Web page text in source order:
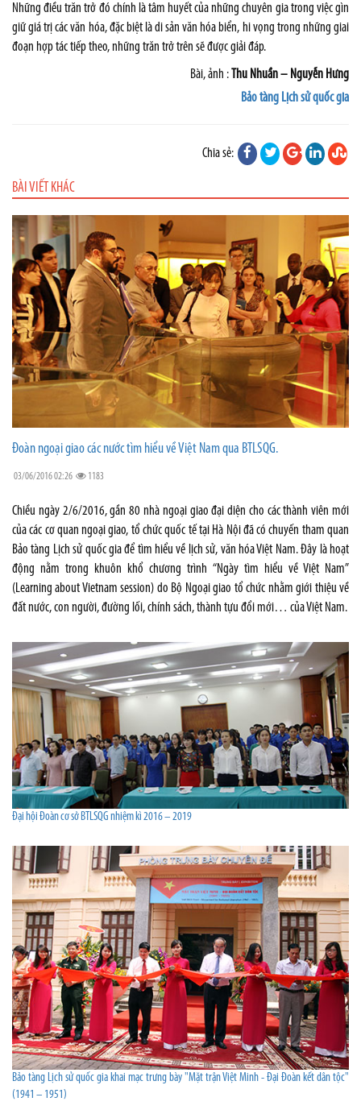
Những điều trăn trở đó chính là tâm huyết của những chuyên gia trong việc gìn
giữ giá trị các văn hóa, đặc biệt là di sản văn hóa biển, hi vọng trong những giai
đoạn hợp tác tiếp theo, những trăn trở trên sẽ được giải đáp.
Bài, ảnh :Thu Nhuần – Nguyễn Hưng
Bảo tàng Lịch sử quốc gia
Chia sẻ:
BÀI VIẾT KHÁC
Đoàn ngoại giao các nước tìm hiểu về Việt Nam qua BTLSQG.
03/06/2016 02:26 1183
Chiều ngày 2/6/2016, gần 80 nhà ngoại giao đại diện cho các thành viên mới
của các cơ quan ngoại giao, tổ chức quốc tế tại Hà Nội đã có chuyến tham quan
Bảo tàng Lịch sử quốc gia để tìm hiểu về lịch sử, văn hóa Việt Nam. Đây là hoạt
động nằm trong khuôn khổ chương trình “Ngày tìm hiểu về Việt Nam”
(Learning about Vietnam session) do Bộ Ngoại giao tổ chức nhằm giới thiệu về
đất nước, con người, đường lối, chính sách, thành tựu đổi mới… của Việt Nam.
Đại hội Đoàn cơ sở BTLSQG nhiệm kì 2016 – 2019
Bảo tàng Lịch sử quốc gia khai mạc trưng bày "Mặt trận Việt Minh - Đại Đoàn kết dân tộc"
(1941 – 1951)